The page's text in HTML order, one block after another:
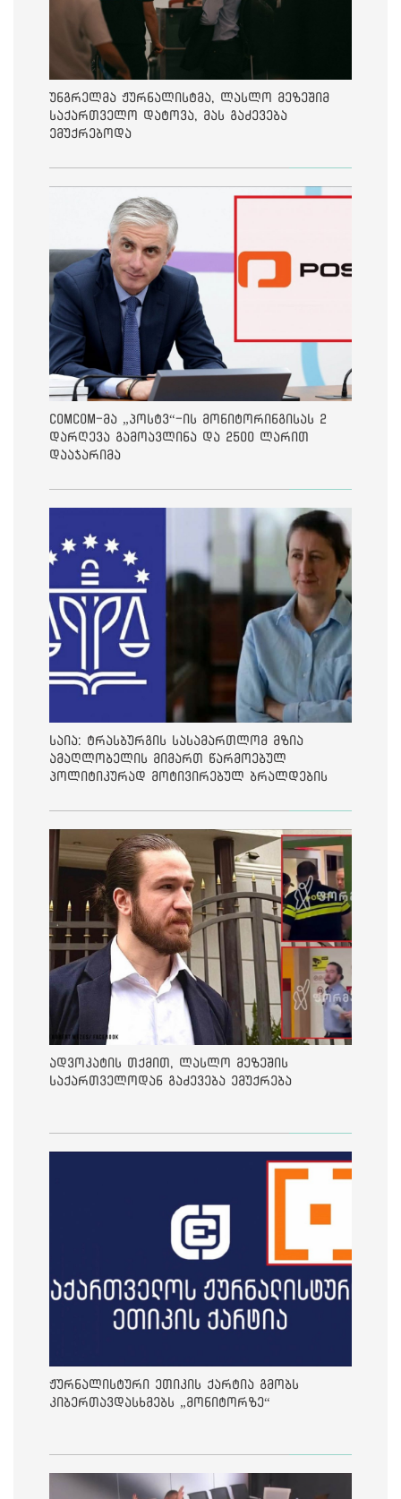
უნგრელმა ჟურნალისტმა, ლასლო მეზეშიმ
საქართველო დატოვა, მას გაძევება
ემუქრებოდა
ComCom-მა „პოსტვ“-ის მონიტორინგისას 2
დარღევა გამოავლინა და 2500 ლარით
დააჯარიმა
საია: ტრასბურგის სასამართლომ მზია
ამაღლობელის მიმართ წარმოებულ
პოლიტიკურად მოტივირებულ ბრალდების
ადვოკატის თქმით, ლასლო მეზეშის
საქართველოდან გაძევება ემუქრება
ჟურნალისტური ეთიკის ქარტია გმობს
კიბერთავდასხმებს „მონიტორზე“